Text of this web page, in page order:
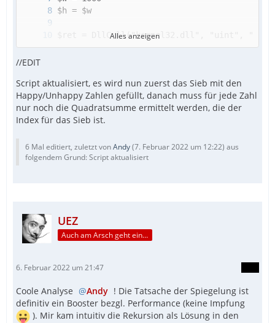
Alles anzeigen
//EDIT
Script aktualisiert, es wird nun zuerst das Sieb mit den
Happy/Unhappy Zahlen gefüllt, danach muss für jede Zahl
nur noch die Quadratsumme ermittelt werden, die der
Index für das Sieb ist.
6 Mal editiert, zuletzt vonAndy(7. Februar 2022 um 12:22) aus
folgendem Grund: Script aktualisiert
UEZ
Auch am Arsch geht ein Weg vorbei...
6. Februar 2022 um 21:47
Coole Analyse Andy ! Die Tatsache der Spiegelung ist
definitiv ein Booster bezgl. Performance (keine Impfung
). Mir kam intuitiv die Rekursion als Lösung in den